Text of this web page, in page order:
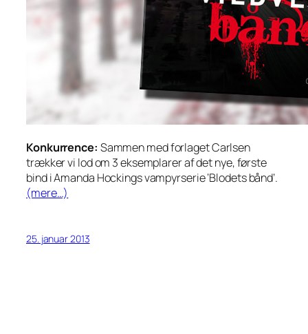
Konkurrence: Sammen med forlaget Carlsen
trækker vi lod om 3 eksemplarer af det nye, første
bind i Amanda Hockings vampyrserie ‘Blodets bånd’.
(mere…)
25. januar 2013